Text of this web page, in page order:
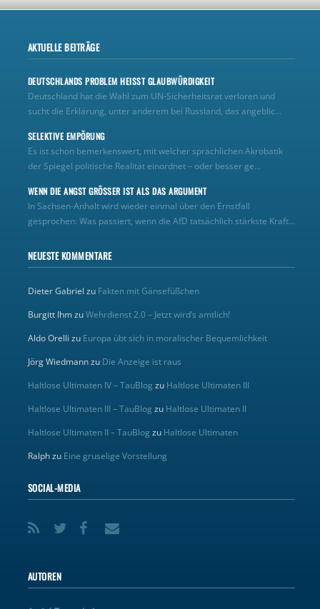
AKTUELLE BEITRÄGE
DEUTSCHLANDS PROBLEM HEISST GLAUBWÜRDIGKEIT
Deutschland hat die Wahl zum UN‑Sicherheitsrat verloren und
sucht die Erklärung, unter anderem bei Russland, das angeblic...
SELEKTIVE EMPÖRUNG
Es ist schon bemerkenswert, mit welcher sprachlichen Akrobatik
der Spiegel politische Realität einordnet – oder besser ge...
WENN DIE ANGST GRÖSSER IST ALS DAS ARGUMENT
In Sachsen-Anhalt wird wieder einmal über den Ernstfall
gesprochen: Was passiert, wenn die AfD tatsächlich stärkste Kraft...
NEUESTE KOMMENTARE
Dieter Gabriel zu Fakten mit Gänsefüßchen
Burgitt IhmzuWehrdienst 2.0 – Jetzt wird’s amtlich!
Aldo Orelli zu Europa übt sich in moralischer Bequemlichkeit
Jörg Wiedmannzu Die Anzeige ist raus
Haltlose Ultimaten IV – TauBlog zu Haltlose Ultimaten III
Haltlose Ultimaten III – TauBlog zu Haltlose Ultimaten II
Haltlose Ultimaten II – TauBlog zu Haltlose Ultimaten
Ralphzu Eine gruselige Vorstellung
SOCIAL-MEDIA
AUTOREN